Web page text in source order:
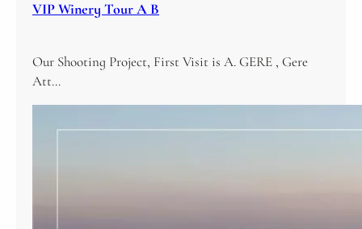
VIP Winery Tour A B
Our Shooting Project, First Visit is A. GERE , Gere
Att…